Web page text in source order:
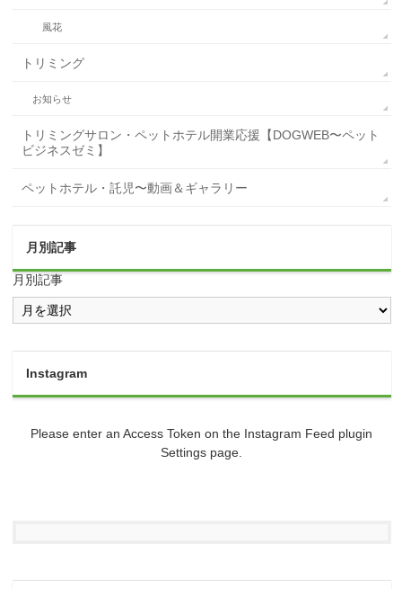
風花
トリミング
お知らせ
トリミングサロン・ペットホテル開業応援【DOGWEB〜ペット
ビジネスゼミ】
ペットホテル・託児〜動画＆ギャラリー
月別記事
月別記事
Instagram
Please enter an Access Token on the Instagram Feed plugin
Settings page.